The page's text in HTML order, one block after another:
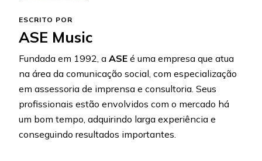
ESCRITO POR
ASE Music
Fundada em 1992, a ASE é uma empresa que atua
na área da comunicação social, com especialização
em assessoria de imprensa e consultoria. Seus
profissionais estão envolvidos com o mercado há
um bom tempo, adquirindo larga experiência e
conseguindo resultados importantes.